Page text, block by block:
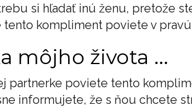
si hľadať inú ženu, pretože
tento kompliment poviete v
môjho života ...
partnerke poviete tento
informujete, že s ňou chcete